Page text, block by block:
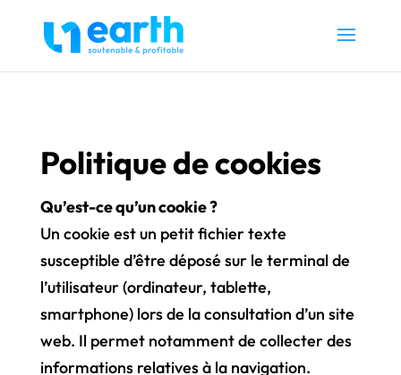
Politique de cookies
Qu’est-ce qu’un cookie ?
Un cookie est un petit fichier texte
susceptible d’être déposé sur le terminal de
l’utilisateur (ordinateur, tablette,
smartphone) lors de la consultation d’un site
web. Il permet notamment de collecter des
informations relatives à la navigation.